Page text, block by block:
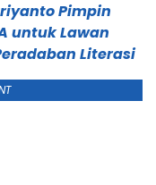
Pimpin
untuk Lawan
Literasi